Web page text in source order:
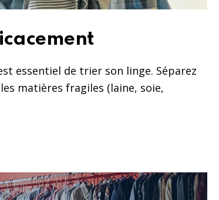
essentiel de trier son linge. Séparez
matières fragiles (laine, soie,